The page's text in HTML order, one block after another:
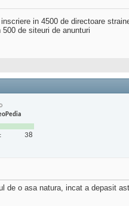
in 4500 de directoare
de siteuri de anunturi
38
de o asa natura, incat a depasit